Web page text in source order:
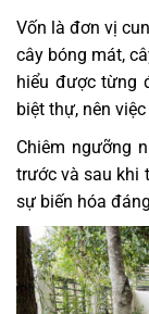
Vốn là đơn vị
cây bóng mát,
hiểu được từng
biệt thự, nên
Chiêm ngưỡng
trước và sau khi
sự biến hóa